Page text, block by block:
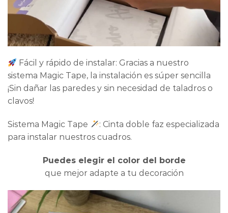
Fácil y rápido de instalar: Gracias a nuestro
sistema Magic Tape, la instalación es súper sencilla
¡Sin dañar las paredes y sin necesidad de taladros o
clavos!
Sistema Magic Tape
: Cinta doble faz especializada
para instalar nuestros cuadros.
Puedes elegir el color del borde
que mejor adapte a tu decoración